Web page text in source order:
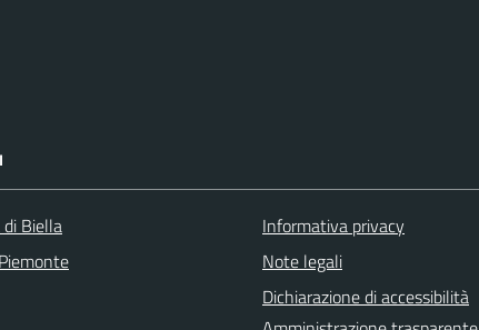
Biella
Informativa privacy
Note legali
Dichiarazione di accessibilità